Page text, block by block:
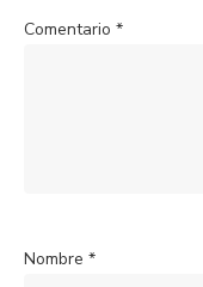
Comentario *
Nombre *